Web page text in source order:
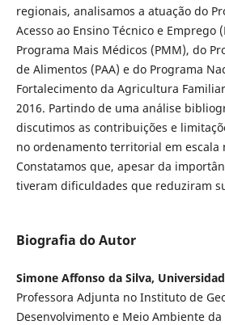
regionais, analisamos a atuação do
Acesso ao Ensino Técnico e Emprego
Programa Mais Médicos (PMM), do
de Alimentos (PAA) e do Programa
Fortalecimento da Agricultura
2016. Partindo de uma análise
discutimos as contribuições e
no ordenamento territorial em escala
Constatamos que, apesar da
tiveram dificuldades que reduziram
Biografia do Autor
Simone Affonso da Silva,
Professora Adjunta no Instituto de
Desenvolvimento e Meio Ambiente